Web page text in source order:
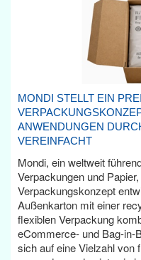
MONDI STELLT EIN
ANWENDUNGEN
VEREINFACHT
Mondi, ein weltweit
Verpackungen und
Verpackungskonzept
Außenkarton mit einer
flexiblen Verpackung
eCommerce- und Bag-in-
sich auf eine Vielzahl von